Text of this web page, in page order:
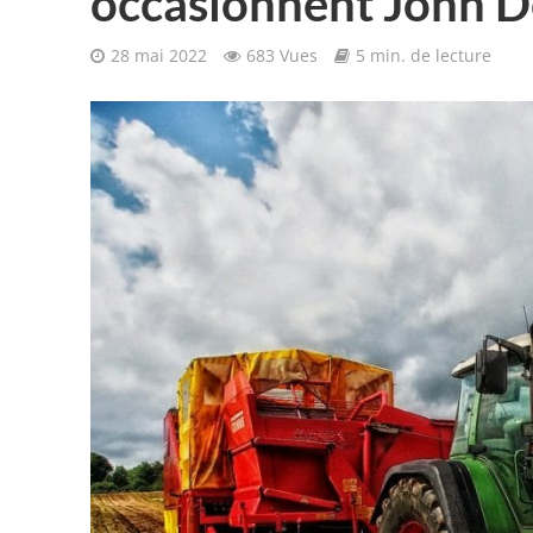
28 mai 2022 683 Vues 5 min. de lecture